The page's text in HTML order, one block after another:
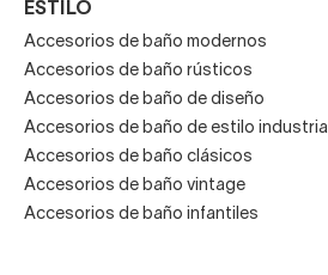
ESTILO
Accesorios de baño modernos
Accesorios de baño rústicos
Accesorios de baño de diseño
Accesorios de baño de estilo industrial
Accesorios de baño clásicos
Accesorios de baño vintage
Accesorios de baño infantiles